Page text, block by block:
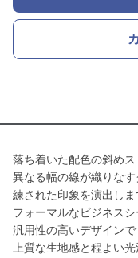
落ち着いた配色の斜めス
異なる幅の線が織りな
練された印象を演出しま
フォーマルなビジネス
汎用性の高いデザインで
上質な生地感と程よい